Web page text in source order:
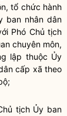
tổ chức hành
ban nhân dân
Phó Chủ tịch
chuyên môn,
lập thuộc Ủy
cấp xã theo
tịch Ủy ban